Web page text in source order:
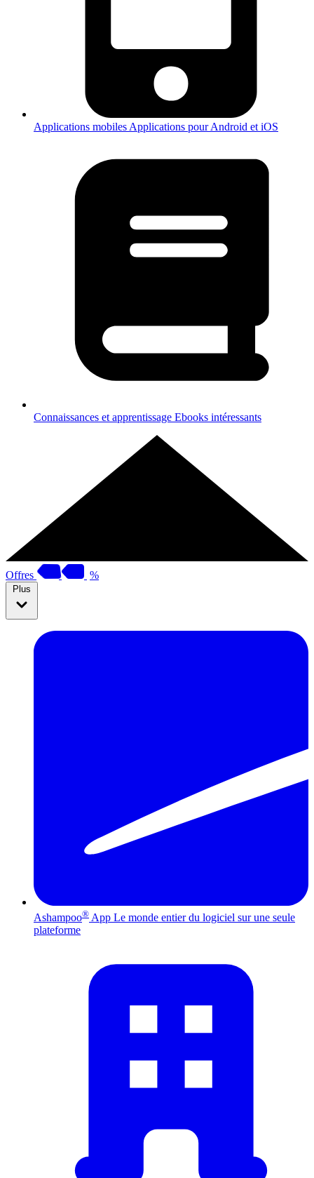
Applications mobiles Applications pour Android et iOS
Connaissances et apprentissage Ebooks intéressants
Offres %
Plus
Ashampoo® App Le monde entier du logiciel sur une seule
plateforme